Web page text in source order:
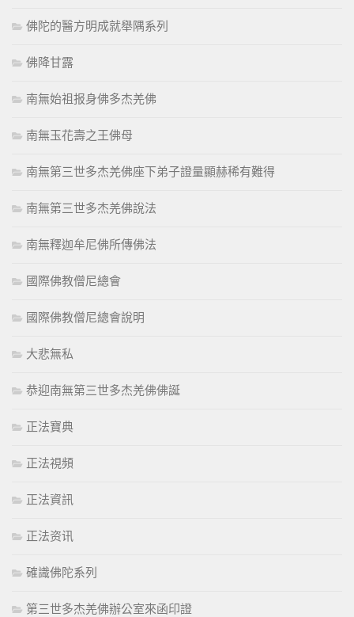
佛陀的醫方明成就舉隅系列
佛降甘露
南無始祖报身佛多杰羌佛
南無玉花壽之王佛母
南無第三世多杰羌佛座下弟子證量顯赫稀有難得
南無第三世多杰羌佛說法
南無釋迦牟尼佛所傳佛法
國際佛教僧尼總會
國際佛教僧尼總會說明
大悲無私
恭迎南無第三世多杰羌佛佛誕
正法寶典
正法視頻
正法資訊
正法资讯
確識佛陀系列
第三世多杰羌佛辦公室來函印證